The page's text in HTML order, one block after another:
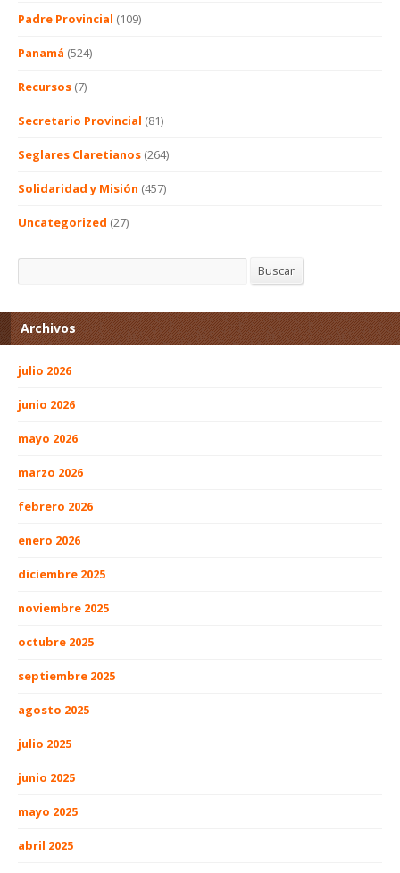
Padre Provincial (109)
Panamá (524)
Recursos (7)
Secretario Provincial (81)
Seglares Claretianos (264)
Solidaridad y Misión (457)
Uncategorized (27)
Buscar
Archivos
julio 2026
junio 2026
mayo 2026
marzo 2026
febrero 2026
enero 2026
diciembre 2025
noviembre 2025
octubre 2025
septiembre 2025
agosto 2025
julio 2025
junio 2025
mayo 2025
abril 2025